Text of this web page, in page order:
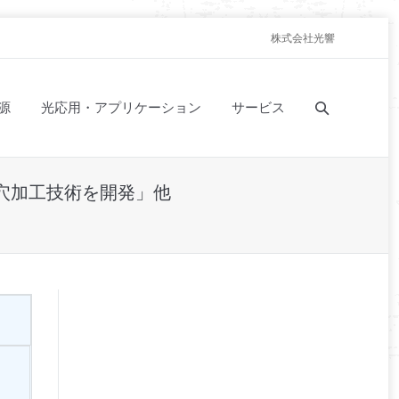
株式会社光響
光応用・アプリケーション サービス
加工技術を開発」他